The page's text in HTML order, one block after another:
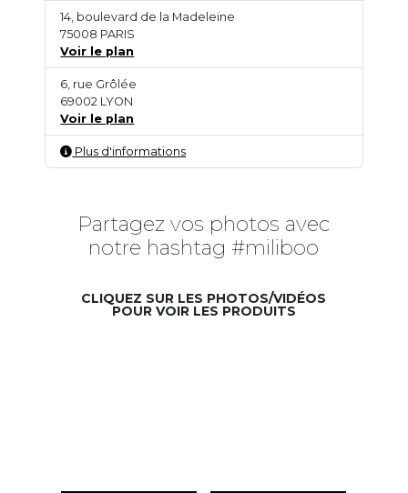
14, boulevard de la Madeleine
75008 PARIS
Voir le plan
6, rue Grôlée
69002 LYON
Voir le plan
Plus d'informations
Partagez vos photos avec
notre hashtag #miliboo
CLIQUEZ SUR LES PHOTOS/VIDÉOS
POUR VOIR LES PRODUITS